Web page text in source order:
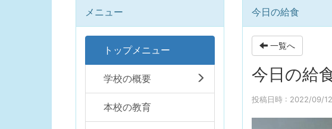
今日の給食
一覧へ
今日の給
投稿日時 : 2022/09/12
メニュー
トップメニュー
学校の概要
本校の教育